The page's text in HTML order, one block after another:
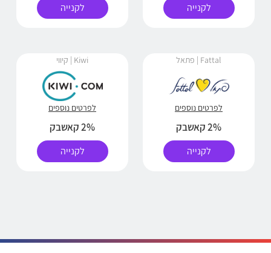
לקנייה לקנייה
Fattal | פתאל
לפרטים נוספים
2% קאשבק
לקנייה
Kiwi | קיווי
לפרטים נוספים
2% קאשבק
לקנייה